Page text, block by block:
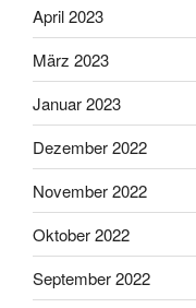
April 2023
März 2023
Januar 2023
Dezember 2022
November 2022
Oktober 2022
September 2022